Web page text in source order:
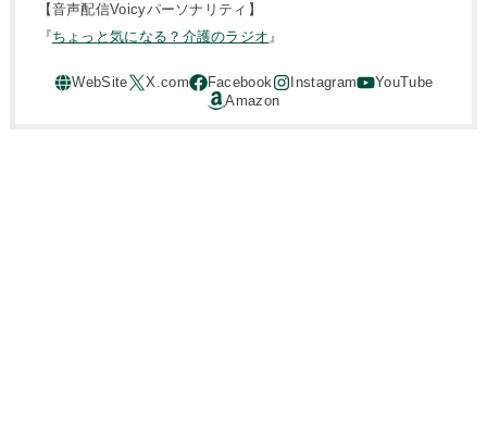
【音声配信Voicyパーソナリティ】
『ちょっと気になる？介護のラジオ』